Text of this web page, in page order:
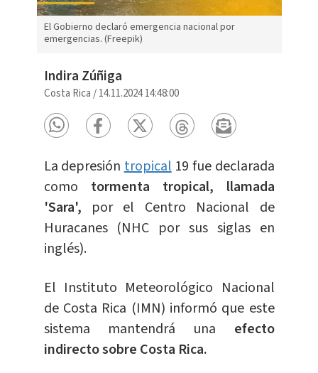
El Gobierno declaró emergencia nacional por
emergencias. (Freepik)
Indira Zúñiga
Costa Rica /14.11.2024 14:48:00
La depresióntropical 19 fue declarada
como tormenta tropical, llamada
'Sara', por el Centro Nacional de
Huracanes (NHC por sus siglas en
inglés).
El Instituto Meteorológico Nacional
de Costa Rica (IMN) informó que este
sistema mantendrá una efecto
indirecto sobre Costa Rica.